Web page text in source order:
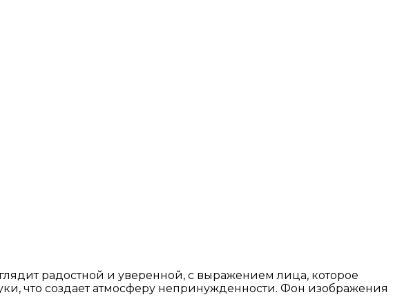
радостной и уверенной, с выражением лица, которое
что создает атмосферу непринужденности. Фон изображения